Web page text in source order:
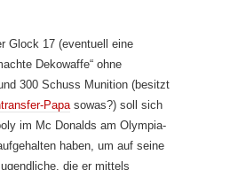
Glock 17 (eventuell eine
Dekowaffe“ ohne
300 Schuss Munition (besitzt
Papasowas?) soll sich
im Mc Donalds am Olympia-
haben, um auf seine
die er mittels